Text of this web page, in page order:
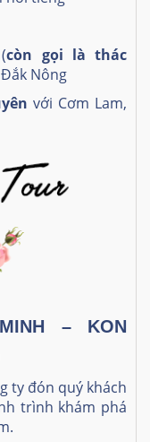
(còn gọi là thác
Nông
với Cơm Lam,
– KON
ty đón quý khách
trình khám phá